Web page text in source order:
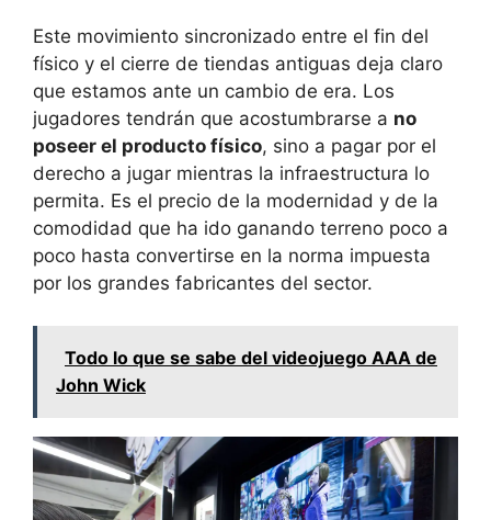
Este movimiento sincronizado entre el fin del
físico y el cierre de tiendas antiguas deja claro
que estamos ante un cambio de era. Los
jugadores tendrán que acostumbrarse a no
poseer el producto físico, sino a pagar por el
derecho a jugar mientras la infraestructura lo
permita. Es el precio de la modernidad y de la
comodidad que ha ido ganando terreno poco a
poco hasta convertirse en la norma impuesta
por los grandes fabricantes del sector.
Todo lo que se sabe del videojuego AAA de
John Wick